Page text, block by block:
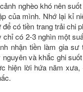
nghèo khó nên
của mình. Nhớ lại kỉ
có tiền trang trải chi
có 2-3 nghìn một
nhận tiền làm gia
và khắc ghi
hiện lời hứa năm